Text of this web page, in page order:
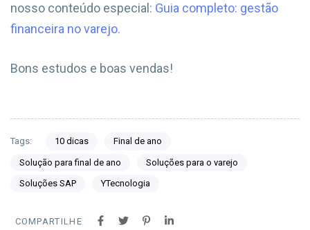
nosso conteúdo especial: Guia completo: gestão
financeira no varejo.
Bons estudos e boas vendas!
Tags: 10 dicas Final de ano
Solução para final de ano Soluções para o varejo
Soluções SAP YTecnologia
COMPARTILHE